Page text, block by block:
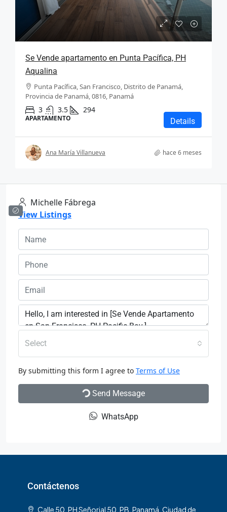
Se Vende apartamento en Punta Pacífica, PH
Aqualina
Punta Pacífica, San Francisco, Distrito de Panamá,
Provincia de Panamá, 0816, Panamá
3 3.5 294
APARTAMENTO Details
Ana María Villanueva hace 6 meses
Michelle Fábrega
View Listings
Select
By submitting this form I agree to Terms of Use
Send Message
WhatsApp
Contáctenos
Calle 50, PH Señorial 50, PB, Panamá, Ciudad de